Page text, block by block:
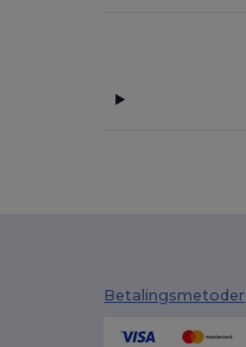
Kariban (51)
Kariban
Betalingsmetoder